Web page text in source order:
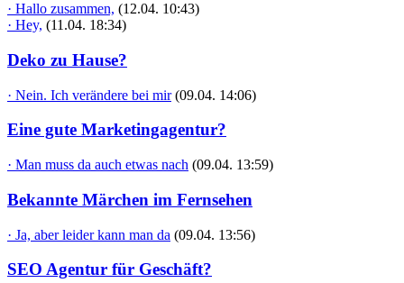
· Hallo zusammen, (12.04. 10:43)
· Hey, (11.04. 18:34)
Deko zu Hause?
· Nein. Ich verändere bei mir (09.04. 14:06)
Eine gute Marketingagentur?
· Man muss da auch etwas nach (09.04. 13:59)
Bekannte Märchen im Fernsehen
· Ja, aber leider kann man da (09.04. 13:56)
SEO Agentur für Geschäft?